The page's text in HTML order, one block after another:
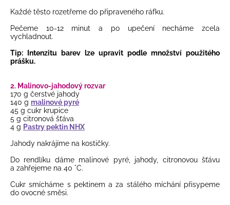
Každé těsto rozetřeme do připraveného ráfku.
Pečeme 10-12 minut a po upečení necháme zcela
vychladnout.
Tip: Intenzitu barev lze upravit podle množství použitého
prášku.
2. Malinovo-jahodový rozvar
170 g čerstvé jahody
140 g malinové pyré
45 g cukr krupice
5 g citronová šťáva
4 g Pastry pektin NHX
Jahody nakrájíme na kostičky.
Do rendlíku dáme malinové pyré, jahody, citronovou šťávu
a zahřejeme na 40 °C.
Cukr smícháme s pektinem a za stálého míchání přisypeme
do ovocné směsi.